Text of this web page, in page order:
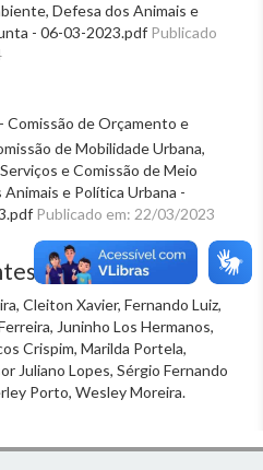
Defesa dos Animais e
- 06-03-2023.pdf Publicado
Comissão de Orçamento e
de Mobilidade Urbana,
e Comissão de Meio
e Política Urbana -
Publicado em: 22/03/2023
Cleiton Xavier, Fernando Luiz,
Juninho Los Hermanos,
Crispim, Marilda Portela,
Juliano Lopes, Sérgio Fernando
Porto, Wesley Moreira.